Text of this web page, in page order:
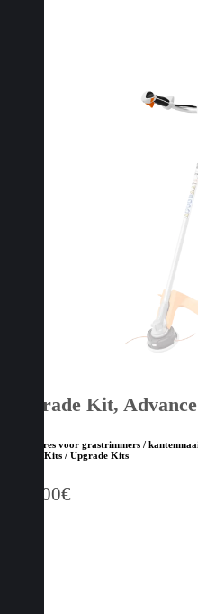
Upgrade Kit,
Accessoires voor grastrimmers /
/ STIHL Kits / Upgrade Kits
130,00€